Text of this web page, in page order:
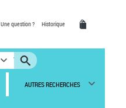
Une question ? Historique
AUTRES RECHERCHES